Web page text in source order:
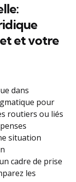
et votre
dans
pour
routiers ou liés
situation
cadre de prise
les